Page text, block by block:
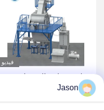
فيديو
صناعة صناعة الصمغات
Jason